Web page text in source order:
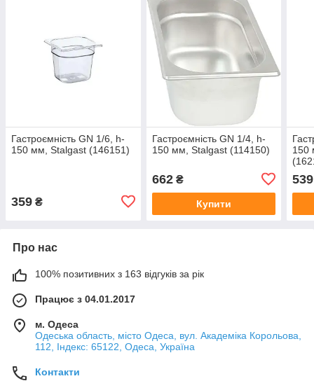
Гастроємність GN 1/6, h-
150 мм, Stalgast (146151)
359 ₴
Гастроємність GN 1/4, h-
150 мм, Stalgast (114150)
662₴
Купити
150
539
Про нас
100% позитивних з 163 відгуків за рік
Працює з 04.01.2017
м. Одеса
Одеська область, місто Одеса, вул. Академіка Корольова,
112, Індекс: 65122, Одеса, Україна
Контакти